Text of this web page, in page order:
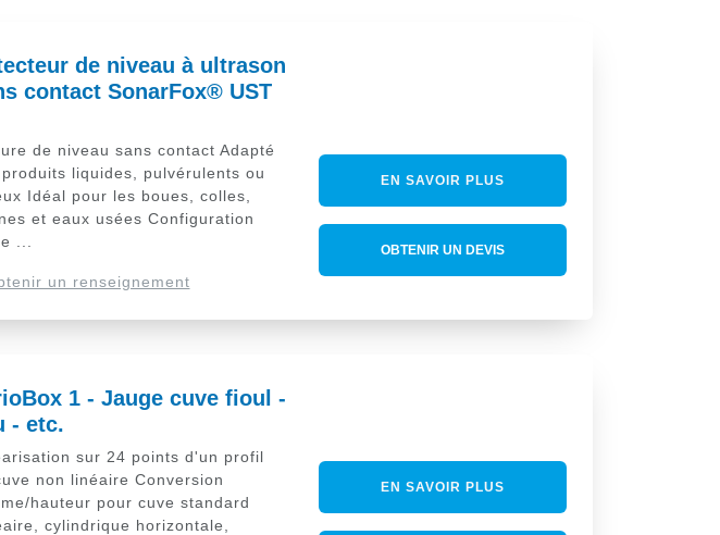
de niveau à ultrason
contact SonarFox® UST
de niveau sans contact Adapté
liquides, pulvérulents ou
Idéal pour les boues, colles,
et eaux usées Configuration
...
un renseignement
EN SAVOIR PLUS
OBTENIR UN DEVIS
1 - Jauge cuve fioul -
- etc.
sur 24 points d'un profil
non linéaire Conversion
hauteur pour cuve standard
cylindrique horizontale,
EN SAVOIR PLUS